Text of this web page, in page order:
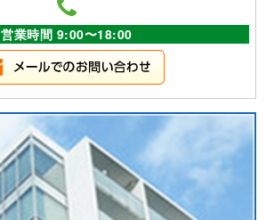
営業時間 9:00〜18:00